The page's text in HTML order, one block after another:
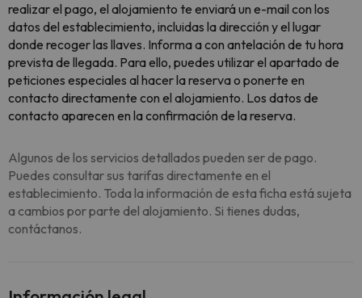
realizar el pago, el alojamiento te enviará un e-mail con los
datos del establecimiento, incluidas la dirección y el lugar
donde recoger las llaves. Informa a con antelación de tu hora
prevista de llegada. Para ello, puedes utilizar el apartado de
peticiones especiales al hacer la reserva o ponerte en
contacto directamente con el alojamiento. Los datos de
contacto aparecen en la confirmación de la reserva.
Algunos de los servicios detallados pueden ser de pago.
Puedes consultar sus tarifas directamente en el
establecimiento. Toda la información de esta ficha está sujeta
a cambios por parte del alojamiento. Si tienes dudas,
contáctanos.